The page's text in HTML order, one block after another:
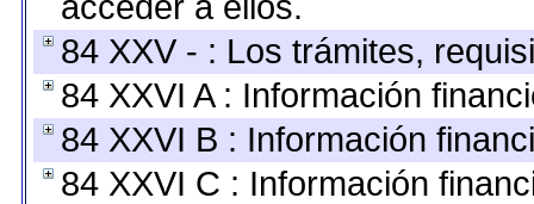
84 XXV - : Los trámites,
84 XXVI A : Información
84 XXVI B : Información
84 XXVI C : Información